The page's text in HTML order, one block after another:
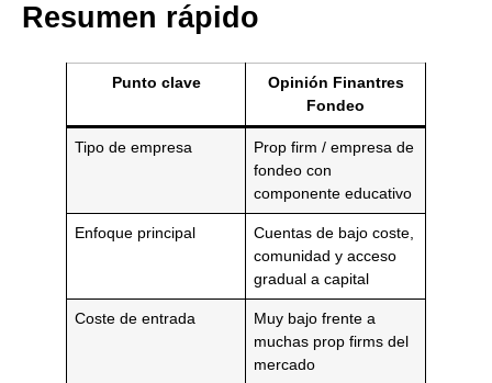
Resumen rápido
Punto clave
Opinión Finantres
Fondeo
Tipo de empresa
Prop firm / empresa de
fondeo con
componente educativo
Enfoque principal
Cuentas de bajo coste,
comunidad y acceso
gradual a capital
Coste de entrada
Muy bajo frente a
muchas prop firms del
mercado